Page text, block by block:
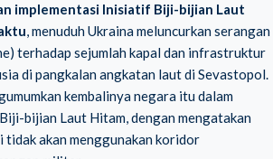
implementasi Inisiatif Biji-bijian Laut
, menuduh Ukraina meluncurkan serangan
terhadap sejumlah kapal dan infrastruktur
di pangkalan angkatan laut di Sevastopol.
kembalinya negara itu dalam
bijian Laut Hitam, dengan mengatakan
tidak akan menggunakan koridor